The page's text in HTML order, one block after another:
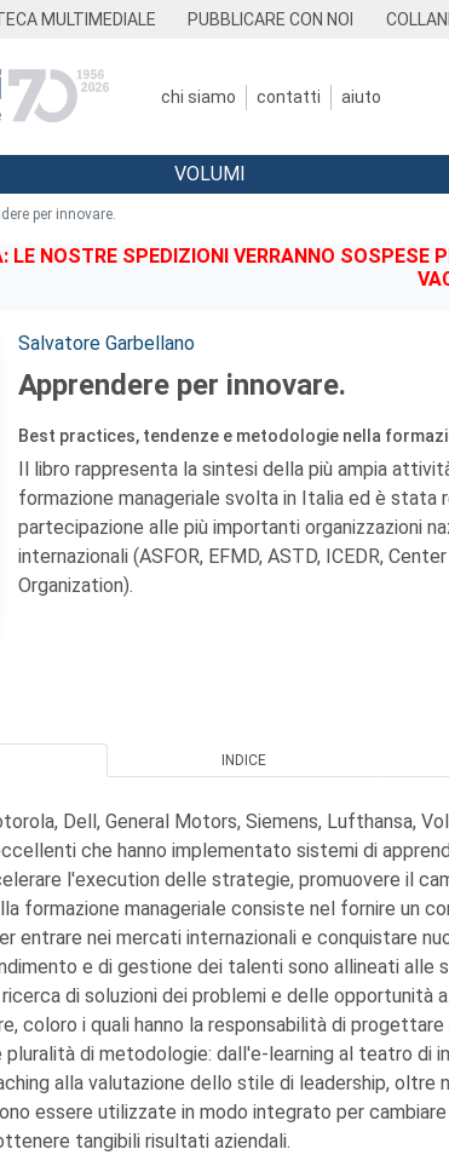
MULTIMEDIALE PUBBLICARE CON NOI
chi siamo contatti aiuto
VOLUMI
per innovare.
LE NOSTRE SPEDIZIONI VERRANNO
Autori:
Salvatore Garbellano
Apprendere per innovare.
Best practices, tendenze e metodologie nella
Il libro rappresenta la sintesi della più ampia
formazione manageriale svolta in Italia ed è stata
partecipazione alle più importanti organizzazioni
internazionali (ASFOR, EFMD, ASTD, ICEDR,
Organization).
INDICE
Dell, General Motors, Siemens, Lufthansa,
che hanno implementato sistemi di
l'execution delle strategie, promuovere il
formazione manageriale consiste nel fornire un
entrare nei mercati internazionali e conquistare
e di gestione dei talenti sono allineati alle
di soluzioni dei problemi e delle opportunità
coloro i quali hanno la responsabilità di
pluralità di metodologie: dall'e-learning al teatro di
alla valutazione dello stile di leadership, oltre
essere utilizzate in modo integrato per
tangibili risultati aziendali.